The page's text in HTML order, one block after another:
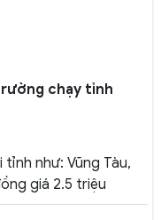
chạy tỉnh
như: Vũng Tàu,
giá 2.5 triệu